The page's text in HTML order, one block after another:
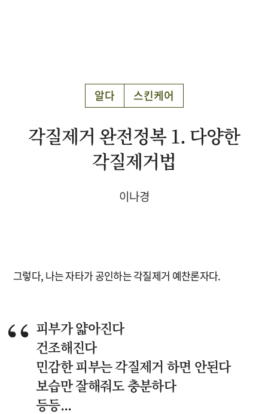
알다 스킨케어
각질제거 완전정복 1. 다양한
각질제거법
이나경
그렇다, 나는 자타가 공인하는 각질제거 예찬론자다.
피부가 얇아진다
건조해진다
민감한 피부는 각질제거 하면 안된다
보습만 잘해줘도 충분하다
등등...